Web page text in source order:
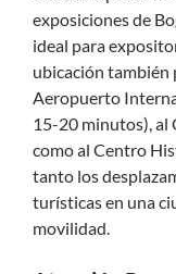
exposiciones de
ideal para
ubicación también
Aeropuerto
15-20 minutos), al
como al Centro
tanto los
turísticas en una
movilidad.